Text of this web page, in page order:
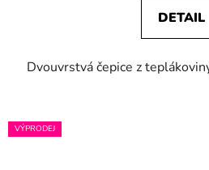
DETAIL
Dvouvrstvá čepice z
VÝPRODEJ